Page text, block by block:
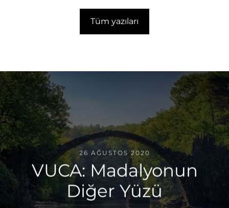
Tüm yazıları
26 AĞUSTOS 2020
VUCA: Madalyonun
Diğer Yüzü